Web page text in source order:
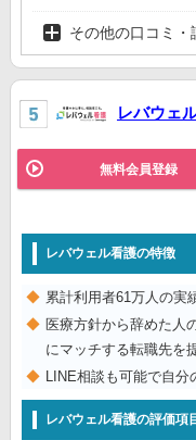
その他の口コミ・
レバウェ
無料会員登録
レバウェル看護の特徴
累計利用者61万人の実
医療方針から辞めた人
にマッチする転職先を
LINE相談も可能で自
レバウェル看護の評価項